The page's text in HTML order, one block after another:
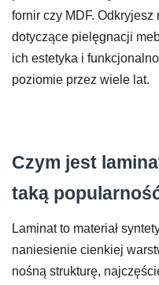
fornir czy MDF.
dotyczące pielęgnacji
ich estetyka i
poziomie przez wiele lat.
Czym jest
taką
Laminat to materiał
naniesienie cienkiej
nośną strukturę,